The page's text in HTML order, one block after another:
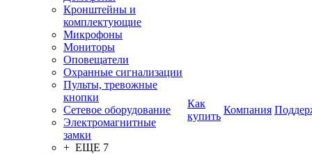
Кронштейны и
комплектующие
Микрофоны
Мониторы
Оповещатели
Охранные сигнализации
Пульты, тревожные
кнопки
Сетевое оборудование
Электромагнитные
замки
+ ЕЩЕ 7
Как
купить
Компания